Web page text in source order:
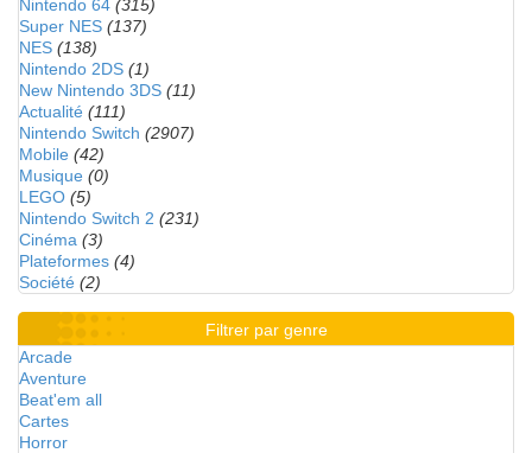
Nintendo 64 (315)
Super NES (137)
NES (138)
Nintendo 2DS (1)
New Nintendo 3DS (11)
Actualité (111)
Nintendo Switch (2907)
Mobile (42)
Musique (0)
LEGO (5)
Nintendo Switch 2 (231)
Cinéma (3)
Plateformes (4)
Société (2)
Filtrer par genre
Arcade
Aventure
Beat'em all
Cartes
Horror